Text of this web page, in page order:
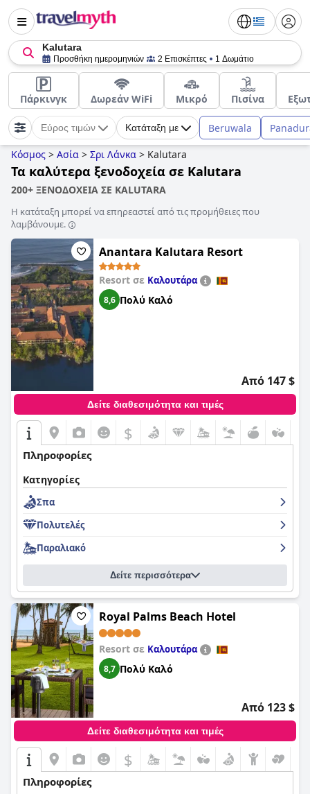
Kalutara
Προσθήκη ημερομηνιών 2 Επισκέπτες 1 Δωμάτιο
Πάρκινγκ Δωρεάν WiFi Μικρό Πισίνα
Εύρος τιμών Κατάταξη με Beruwala
Κόσμος > Ασία > Σρι Λάνκα > Kalutara
Τα καλύτερα ξενοδοχεία σε Kalutara
200+ ΞΕΝΟΔΟΧΕΙΑ ΣΕ KALUTARA
Η κατάταξη μπορεί να επηρεαστεί από τις προμήθειες που
λαμβάνουμε.
Anantara Kalutara Resort
Resort σε Καλουτάρα
8,6 Πολύ Καλό
Από 147 $
Δείτε διαθεσιμότητα και τιμές
$
Πληροφορίες
Κατηγορίες
Σπα
Πολυτελές
Παραλιακό
Δείτε περισσότερα
Royal Palms Beach Hotel
Resort σε Καλουτάρα
8,7 Πολύ Καλό
Από 123 $
Δείτε διαθεσιμότητα και τιμές
$
Πληροφορίες